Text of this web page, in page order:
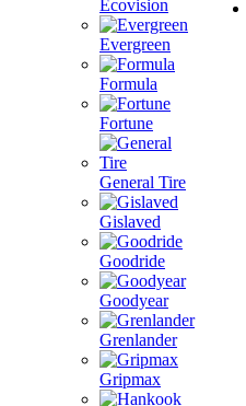
Ecovision
Evergreen
Formula
Fortune
General Tire
Gislaved
Goodride
Goodyear
Grenlander
Gripmax